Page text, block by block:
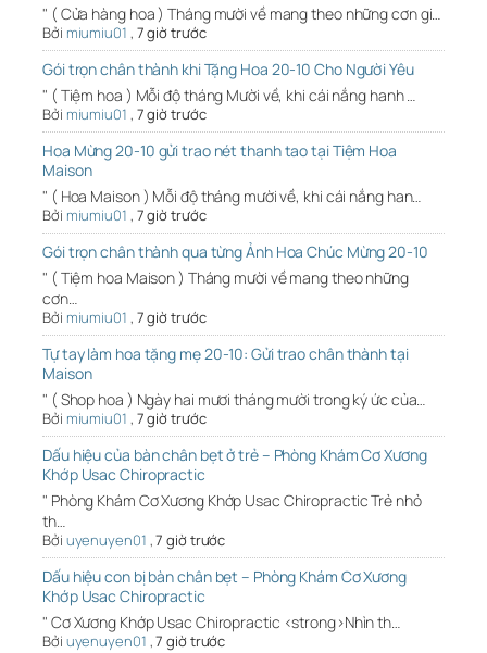
" ( Cửa hàng hoa ) Tháng mười về mang theo những cơn gi…
Bởi miumiu01 , 7 giờ trước
Gói trọn chân thành khi Tặng Hoa 20-10 Cho Người Yêu
" ( Tiệm hoa ) Mỗi độ tháng Mười về, khi cái nắng hanh …
Bởi miumiu01 , 7 giờ trước
Hoa Mừng 20-10 gửi trao nét thanh tao tại Tiệm Hoa
Maison
" ( Hoa Maison ) Mỗi độ tháng mười về, khi cái nắng han…
Bởi miumiu01 , 7 giờ trước
Gói trọn chân thành qua từng Ảnh Hoa Chúc Mừng 20-10
" ( Tiệm hoa Maison ) Tháng mười về mang theo những
cơn…
Bởi miumiu01 , 7 giờ trước
Tự tay làm hoa tặng mẹ 20-10: Gửi trao chân thành tại
Maison
" ( Shop hoa ) Ngày hai mươi tháng mười trong ký ức của…
Bởi miumiu01 , 7 giờ trước
Dấu hiệu của bàn chân bẹt ở trẻ – Phòng Khám Cơ Xương
Khớp Usac Chiropractic
" Phòng Khám Cơ Xương Khớp Usac Chiropractic Trẻ nhỏ
th…
Bởi uyenuyen01 ,7 giờ trước
Dấu hiệu con bị bàn chân bẹt – Phòng Khám Cơ Xương
Khớp Usac Chiropractic
" Cơ Xương Khớp Usac Chiropractic <strong>Nhìn th…
Bởi uyenuyen01 ,7 giờ trước